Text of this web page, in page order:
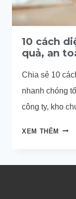
10 cách
quả, an
Chia sẻ 10
nhanh chóng
công ty, kho
XEM THÊM 10